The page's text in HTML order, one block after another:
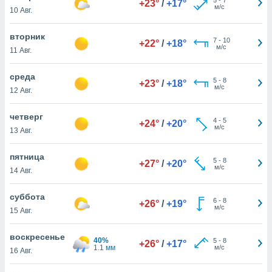
действия
рекламу
нашей
cookie
cookie
в
нашего
10 Авг.
+23° / +17°
м/с
вторник
11 Авг.
+22° / +18° 7- 10
м/с
среда
12 Авг.
+23° / +18° 5- 8
м/с
четверг
13 Авг.
+24° / +20° 4- 5
м/с
пятница
14 Авг.
+27° / +20° 5- 8
м/с
суббота
15 Авг.
+26° / +19° 6- 8
м/с
воскресенье
16 Авг.
40%
1.1 мм
+26° / +17° 5- 8
м/с